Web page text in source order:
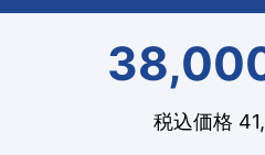
税込価格